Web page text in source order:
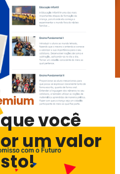
você
um valor